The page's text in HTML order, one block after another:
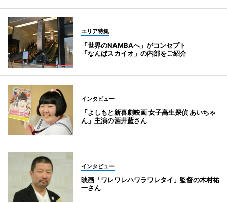
エリア特集
「世界のNAMBAへ」がコンセプト
「なんばスカイオ」の内部をご紹介
インタビュー
「よしもと新喜劇映画 女子高生探偵 あいちゃ
ん」主演の酒井藍さん
インタビュー
映画「ワレワレハワラワレタイ」監督の木村祐
一さん